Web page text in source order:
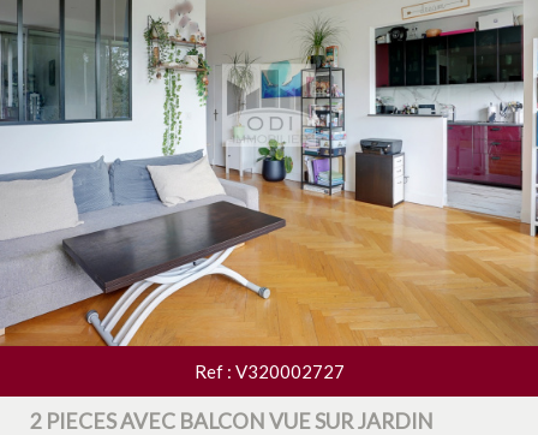
Ref : V320002727
2 PIECES AVEC BALCON VUE SUR JARDIN